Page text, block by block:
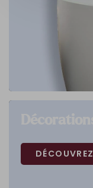
DÉCOUVREZ